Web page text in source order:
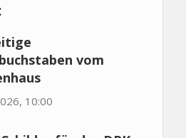
vom
10:00